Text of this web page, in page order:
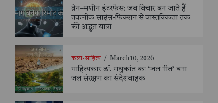
ब्रेन–मशीन इंटरफेस: जब विचार बन जाते हैं
तकनीक साइंस-फिक्शन से वास्तविकता तक
की अद्भुत यात्रा
कला-साहित्य / March 10, 2026
साहित्यकार डॉ. मधुकांत का ‘जल गीत’ बना
जल संरक्षण का संदेशवाहक